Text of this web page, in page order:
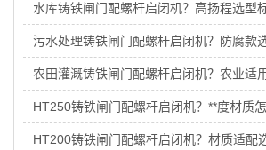
水库铸铁闸门配螺杆启闭机？高扬程选型
污水处理铸铁闸门配螺杆启闭机？防腐款
农田灌溉铸铁闸门配螺杆启闭机？农业适
HT250铸铁闸门配螺杆启闭机？**度材质
HT200铸铁闸门配螺杆启闭机？材质适配